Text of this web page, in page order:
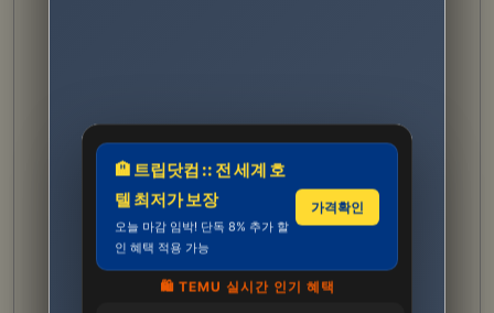
🏨 트립닷컴 :: 전 세계 호
텔 최저가 보장
오늘 마감 임박! 단독 8% 추가 할
인 혜택 적용 가능
가격확인
🛍️ TEMU 실시간 인기 혜택